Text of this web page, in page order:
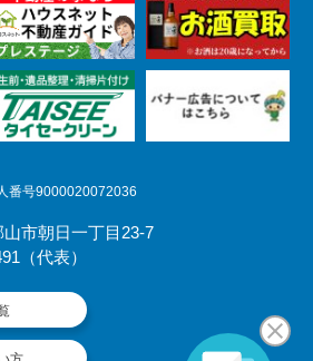
番号9000020072036
市朝日一丁目23-7
（代表）